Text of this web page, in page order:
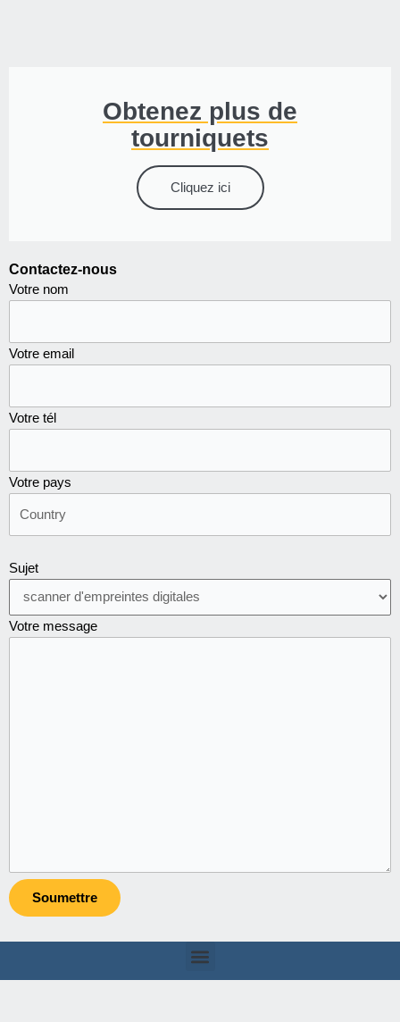
Obtenez plus de
tourniquets
Cliquez ici
Contactez-nous
Votre nom
Votre email
Votre tél
Votre pays
Sujet
Votre message